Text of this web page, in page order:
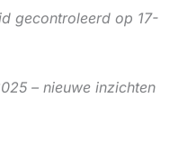
gecontroleerd op 17-
– nieuwe inzichten